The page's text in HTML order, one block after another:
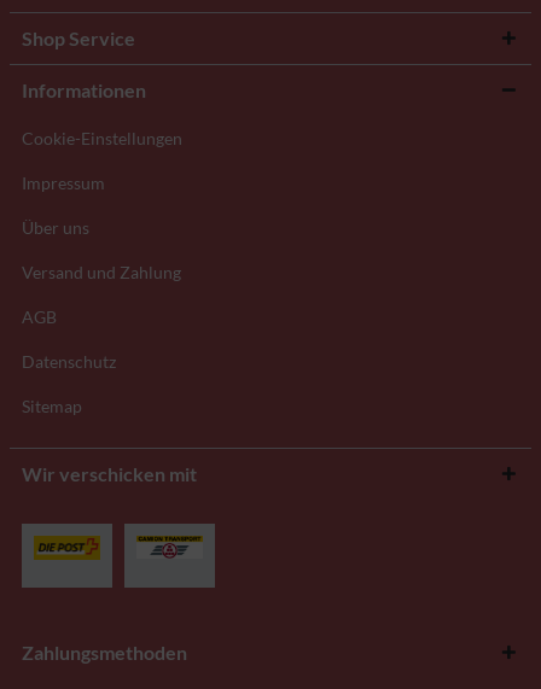
Shop Service
Informationen
Cookie-Einstellungen
Impressum
Über uns
Versand und Zahlung
AGB
Datenschutz
Sitemap
Wir verschicken mit
Zahlungsmethoden